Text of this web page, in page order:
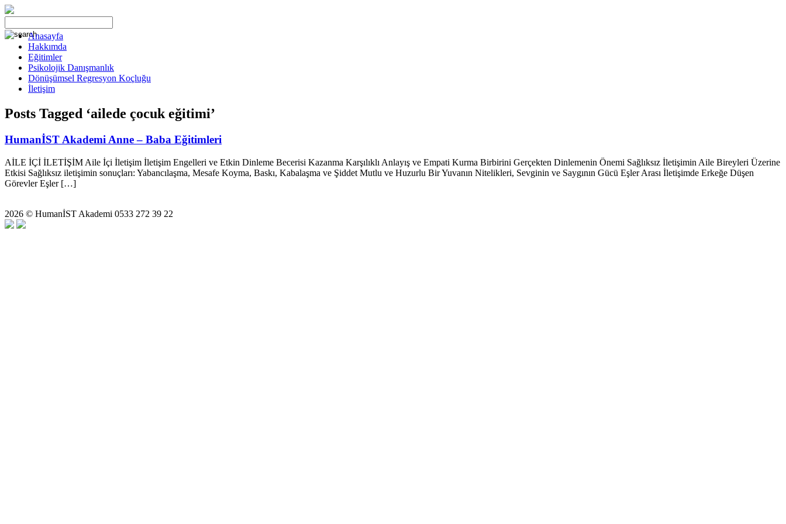
Anasayfa
Hakkımda
Eğitimler
Psikolojik Danışmanlık
Dönüşümsel Regresyon Koçluğu
İletişim
Posts Tagged ‘ailede çocuk eğitimi’
HumanİST Akademi Anne – Baba Eğitimleri
AİLE İÇİ İLETİŞİM Aile İçi İletişim İletişim Engelleri ve Etkin Dinleme Becerisi Kazanma Karşılıklı Anlayış ve Empati Kurma Birbirini Gerçekten Dinlemenin Önemi Sağlıksız İletişimin Aile Bireyleri Üzerine
Etkisi Sağlıksız iletişimin sonuçları: Yabancılaşma, Mesafe Koyma, Baskı, Kabalaşma ve Şiddet Mutlu ve Huzurlu Bir Yuvanın Nitelikleri, Sevginin ve Saygının Gücü Eşler Arası İletişimde Erkeğe Düşen
Görevler Eşler […]
2026 © HumanİST Akademi 0533 272 39 22